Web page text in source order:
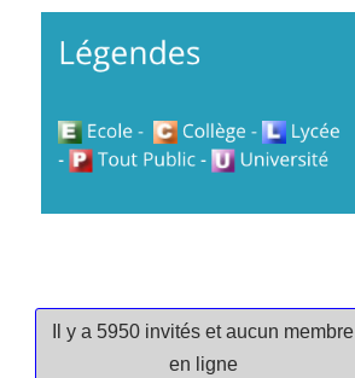
Il y a 5950 invités et aucun membre
en ligne